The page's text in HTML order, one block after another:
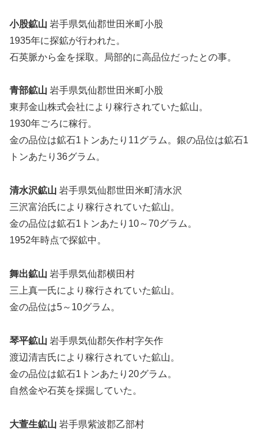
小股鉱山 岩手県気仙郡世田米町小股
1935年に探鉱が行われた。
石英脈から金を採取。局部的に高品位だったとの事。
青部鉱山 岩手県気仙郡世田米町小股
東邦金山株式会社により稼行されていた鉱山。
1930年ごろに稼行。
金の品位は鉱石1トンあたり11グラム。銀の品位は鉱石1
トンあたり36グラム。
清水沢鉱山 岩手県気仙郡世田米町清水沢
三沢富治氏により稼行されていた鉱山。
金の品位は鉱石1トンあたり10～70グラム。
1952年時点で探鉱中。
舞出鉱山 岩手県気仙郡横田村
三上真一氏により稼行されていた鉱山。
金の品位は5～10グラム。
琴平鉱山 岩手県気仙郡矢作村字矢作
渡辺清吉氏により稼行されていた鉱山。
金の品位は鉱石1トンあたり20グラム。
自然金や石英を採掘していた。
大萱生鉱山 岩手県紫波郡乙部村